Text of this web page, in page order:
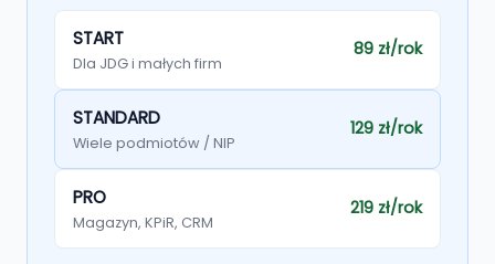
START
Dla JDG i małych firm
89 zł/rok
STANDARD
Wiele podmiotów / NIP
129 zł/rok
PRO
Magazyn, KPiR, CRM
219 zł/rok